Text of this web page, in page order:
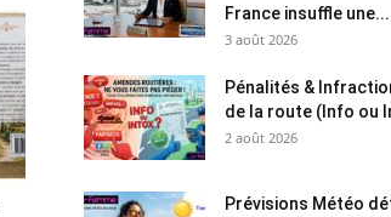
France insuffle une...
3 août 2026
Pénalités &
de la route (Info ou
2 août 2026
Prévisions Météo